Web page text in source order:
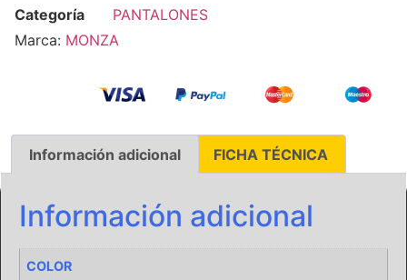
Categoría
PANTALONES
Marca: MONZA
Información adicional FICHA TÉCNICA
Información adicional
COLOR